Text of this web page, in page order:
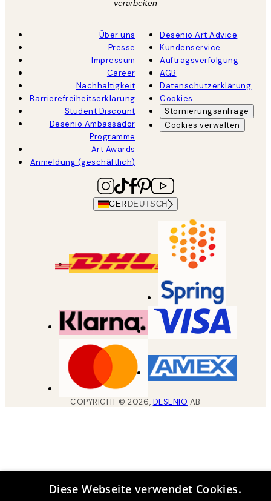
verarbeiten
Über uns
Presse
Impressum
Career
Nachhaltigkeit
Barrierefreiheitserklärung
Student Discount
Desenio Ambassador
Programme
Art Awards
Anmeldung (geschäftlich)
Desenio Art Advice
Kundenservice
Auftragsverfolgung
AGB
Datenschutzerklärung
Cookies
Stornierungsanfrage
Cookies verwalten
GER DEUTSCH
COPYRIGHT ©2026, DESENIO AB
Diese Webseite verwendet Cookies.